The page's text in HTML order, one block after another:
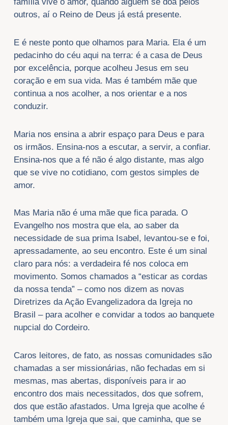
outros, aí o Reino de Deus já está presente.
E é neste ponto que olhamos para Maria. Ela é um
pedacinho do céu aqui na terra: é a casa de Deus
por excelência, porque acolheu Jesus em seu
coração e em sua vida. Mas é também mãe que
continua a nos acolher, a nos orientar e a nos
conduzir.
Maria nos ensina a abrir espaço para Deus e para
os irmãos. Ensina-nos a escutar, a servir, a confiar.
Ensina-nos que a fé não é algo distante, mas algo
que se vive no cotidiano, com gestos simples de
amor.
Mas Maria não é uma mãe que fica parada. O
Evangelho nos mostra que ela, ao saber da
necessidade de sua prima Isabel, levantou-se e foi,
apressadamente, ao seu encontro. Este é um sinal
claro para nós: a verdadeira fé nos coloca em
movimento. Somos chamados a “esticar as cordas
da nossa tenda” – como nos dizem as novas
Diretrizes da Ação Evangelizadora da Igreja no
Brasil – para acolher e convidar a todos ao banquete
nupcial do Cordeiro.
Caros leitores, de fato, as nossas comunidades são
chamadas a ser missionárias, não fechadas em si
mesmas, mas abertas, disponíveis para ir ao
encontro dos mais necessitados, dos que sofrem,
dos que estão afastados. Uma Igreja que acolhe é
também uma Igreja que sai, que caminha, que se